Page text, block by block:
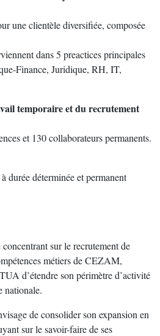
une clientèle diversifiée, composée
dans 5 preactices principales
Finance, Juridique, RH, IT,
temporaire et du recrutement
et 130 collaborateurs permanents.
durée déterminée et permanent
sur le recrutement de
métiers de CEZAM,
d’étendre son périmètre d’activité
nationale.
de consolider son expansion en
sur le savoir-faire de ses